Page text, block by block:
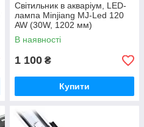
Світильник в акваріум, LED-
лампа Minjiang MJ-Led 120
AW (30W, 1202 мм)
ПЕРЕМИК РЕЖИМІВ (4
кольори)
В наявності
1 100 ₴
Купити